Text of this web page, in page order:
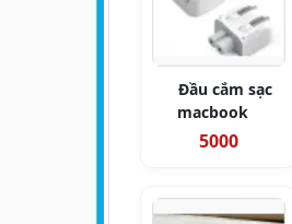
Đầu cắm sạc
macbook
5000